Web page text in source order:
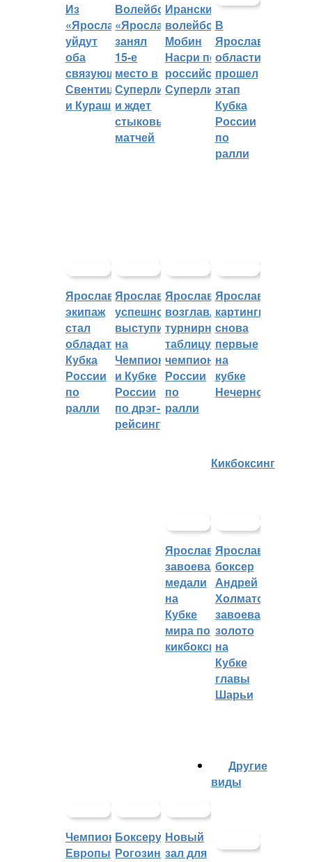
Из
«Ярославича»
уйдут
оба
связующих:
Свентицкис
и Кураш
Волейбольный
«Ярославич»
занял
15-е
место в
Суперлиге
и ждет
стыковых
матчей
Иранский
волейболист
Мобин
Насри покинет
российскую
Суперлигу
В
Ярославской
области
прошел
этап
Кубка
России
по
ралли
Ярославский
экипаж
стал
обладателем
Кубка
России
по
ралли
Ярославцы
успешно
выступили
на
Чемпионате
и Кубке
России
по дрэг-
рейсингу
Ярославцы
возглавляют
турнирную
таблицу
чемпионата
России
по
ралли
Ярославские
картингисты
снова
первые
на
кубке
Нечерноземья
Кикбоксинг
Ярославцы
завоевали
медали
на
Кубке
мира по
кикбоксингу
Ярославский
боксер
Андрей
Холматов
завоевал
золото
на
Кубке
главы
Шарьи
Чемпионат
Европы
Боксеру
Рогозину
Новый
зал для
Другие
виды